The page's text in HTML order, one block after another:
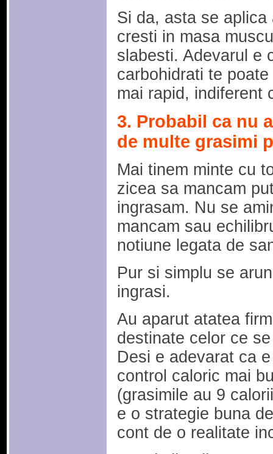
Si da, asta se
cresti in masa
slabesti. Adevarul e
carbohidrati te
mai rapid, indiferent
3. Probabil ca nu
de multe grasimi
Mai tinem minte cu
zicea sa mancam
ingrasam. Nu se
mancam sau
notiune legata de
Pur si simplu se
ingrasi.
Au aparut atatea
destinate celor ce
Desi e adevarat ca
control caloric mai
(grasimile au 9
e o strategie buna
cont de o realitate